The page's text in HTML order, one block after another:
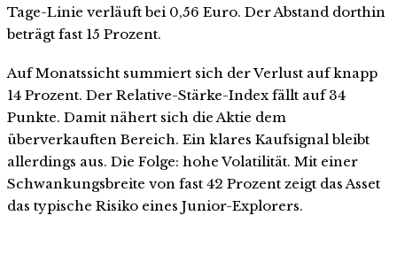
Tage-Linie verläuft bei 0,56 Euro. Der Abstand dorthin
beträgt fast 15 Prozent.
Auf Monatssicht summiert sich der Verlust auf knapp
14 Prozent. Der Relative-Stärke-Index fällt auf 34
Punkte. Damit nähert sich die Aktie dem
überverkauften Bereich. Ein klares Kaufsignal bleibt
allerdings aus. Die Folge: hohe Volatilität. Mit einer
Schwankungsbreite von fast 42 Prozent zeigt das Asset
das typische Risiko eines Junior-Explorers.